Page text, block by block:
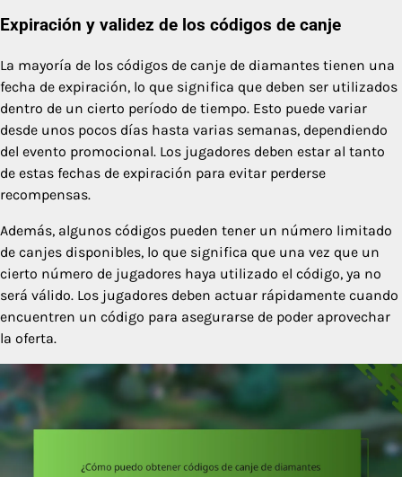
Expiración y validez de los códigos de canje
La mayoría de los códigos de canje de diamantes tienen una
fecha de expiración, lo que significa que deben ser utilizados
dentro de un cierto período de tiempo. Esto puede variar
desde unos pocos días hasta varias semanas, dependiendo
del evento promocional. Los jugadores deben estar al tanto
de estas fechas de expiración para evitar perderse
recompensas.
Además, algunos códigos pueden tener un número limitado
de canjes disponibles, lo que significa que una vez que un
cierto número de jugadores haya utilizado el código, ya no
será válido. Los jugadores deben actuar rápidamente cuando
encuentren un código para asegurarse de poder aprovechar
la oferta.